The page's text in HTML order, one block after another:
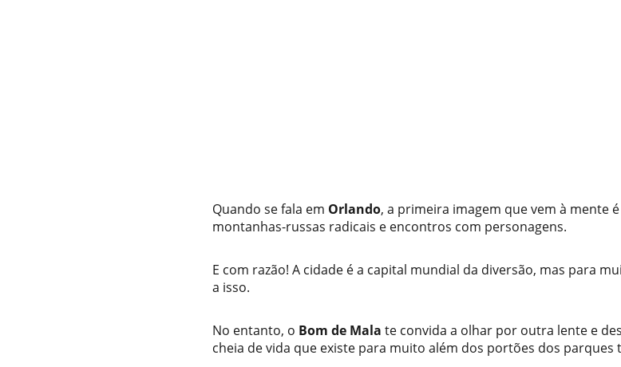
Quando se fala em Orlando, a primeira imagem que vem à mente
montanhas-russas radicais e encontros com personagens.
E com razão! A cidade é a capital mundial da diversão, mas para
a isso.
No entanto, o Bom de Mala te convida a olhar por outra lente e
cheia de vida que existe para muito além dos portões dos parques